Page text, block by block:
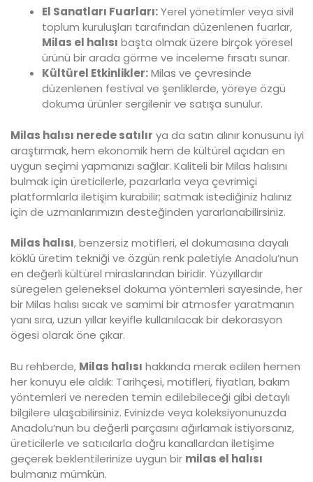
El Sanatları Fuarları:Yerel yönetimler veya sivil
toplum kuruluşları tarafından düzenlenen fuarlar,
Milas el halısı başta olmak üzere birçok yöresel
ürünü bir arada görme ve inceleme fırsatı sunar.
Kültürel Etkinlikler:Milas ve çevresinde
düzenlenen festival ve şenliklerde, yöreye özgü
dokuma ürünler sergilenir ve satışa sunulur.
Milas halısı nerede satılır ya da satın alınır konusunu iyi
araştırmak, hem ekonomik hem de kültürel açıdan en
uygun seçimi yapmanızı sağlar. Kaliteli bir Milas halısını
bulmak için üreticilerle, pazarlarla veya çevrimiçi
platformlarla iletişim kurabilir; satmak istediğiniz halınız
için de uzmanlarımızın desteğinden yararlanabilirsiniz.
Milas halısı, benzersiz motifleri, el dokumasına dayalı
köklü üretim tekniği ve özgün renk paletiyle Anadolu’nun
en değerli kültürel miraslarından biridir. Yüzyıllardır
süregelen geleneksel dokuma yöntemleri sayesinde, her
bir Milas halısı sıcak ve samimi bir atmosfer yaratmanın
yanı sıra, uzun yıllar keyifle kullanılacak bir dekorasyon
ögesi olarak öne çıkar.
Bu rehberde, Milas halısı hakkında merak edilen hemen
her konuyu ele aldık: Tarihçesi, motifleri, fiyatları, bakım
yöntemleri ve nereden temin edilebileceği gibi detaylı
bilgilere ulaşabilirsiniz. Evinizde veya koleksiyonunuzda
Anadolu’nun bu değerli parçasını ağırlamak istiyorsanız,
üreticilerle ve satıcılarla doğru kanallardan iletişime
geçerek beklentilerinize uygun bir milas el halısı
bulmanız mümkün.